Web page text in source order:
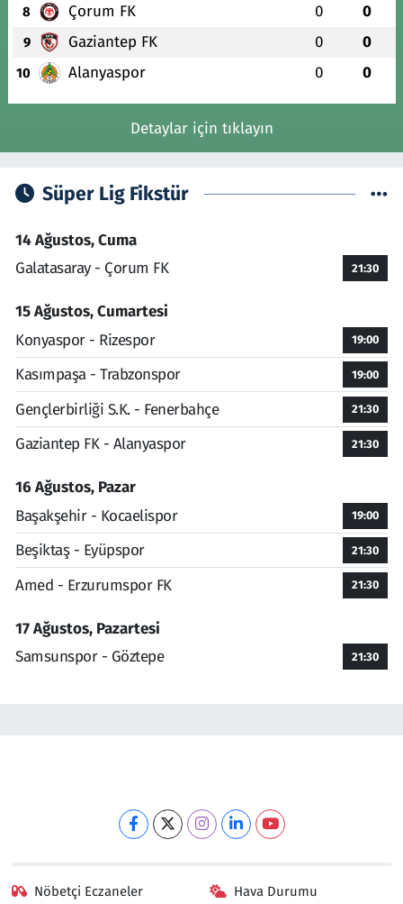
8 Çorum FK 0 0
9 Gaziantep FK 0 0
10 Alanyaspor 0 0
Detaylar için tıklayın
Süper Lig Fikstür
14 Ağustos, Cuma
Galatasaray - Çorum FK
21:30
15 Ağustos, Cumartesi
Konyaspor - Rizespor
19:00
Kasımpaşa - Trabzonspor 19:00
Gençlerbirliği S.K. - Fenerbahçe 21:30
Gaziantep FK - Alanyaspor 21:30
16 Ağustos, Pazar
Başakşehir - Kocaelispor
19:00
Beşiktaş - Eyüpspor 21:30
Amed - Erzurumspor FK 21:30
17 Ağustos, Pazartesi
Samsunspor - Göztepe
21:30
Nöbetçi Eczaneler Hava Durumu